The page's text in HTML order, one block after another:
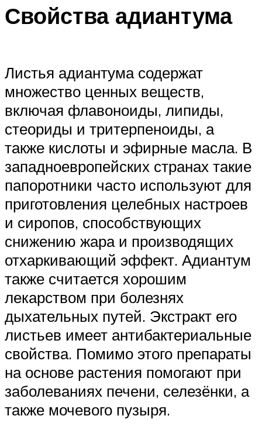
Свойства адиантума
Листья адиантума содержат
множество ценных веществ,
включая флавоноиды, липиды,
стеориды и тритерпеноиды, а
также кислоты и эфирные масла. В
западноевропейских странах такие
папоротники часто используют для
приготовления целебных настроев
и сиропов, способствующих
снижению жара и производящих
отхаркивающий эффект. Адиантум
также считается хорошим
лекарством при болезнях
дыхательных путей. Экстракт его
листьев имеет антибактериальные
свойства. Помимо этого препараты
на основе растения помогают при
заболеваниях печени, селезёнки, а
также мочевого пузыря.